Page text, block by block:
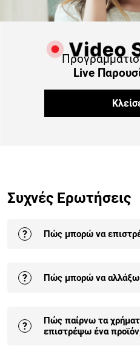
Live
Συχνές Ερωτήσεις
? Πώς μπορώ να
παραγγελίας σου
? Πώς μπορώ να αλλάξω
συναρμολογηθεί και δεν
πρώτη αλλαγή είναι
?
Πώς παίρνω τα
επιστρέψω ένα